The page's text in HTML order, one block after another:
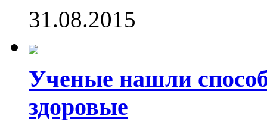
31.08.2015
Ученые нашли
здоровые